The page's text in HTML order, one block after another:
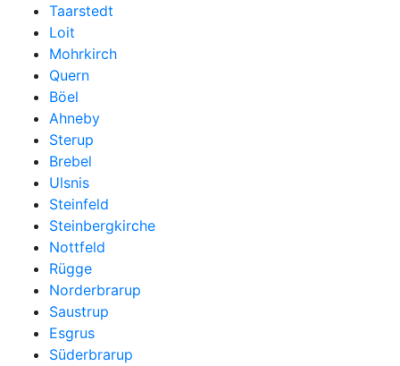
Taarstedt
Loit
Mohrkirch
Quern
Böel
Ahneby
Sterup
Brebel
Ulsnis
Steinfeld
Steinbergkirche
Nottfeld
Rügge
Norderbrarup
Saustrup
Esgrus
Süderbrarup